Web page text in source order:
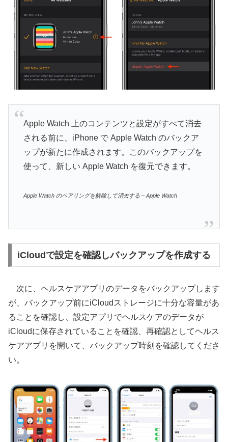
Apple Watch 上のコンテンツと設定がすべて消去
される前に、iPhone で Apple Watch のバックア
ップが新たに作成されます。このバックアップを
使って、新しい Apple Watch を復元できます。
Apple Watch のペアリングを解除して消去する – Apple Watch
iCloudで設定を確認しバックアップを作成する
次に、ヘルスケアアプリのデータをバックアップします
が、バックアップ前にiCloudストレージに十分な容量があ
ることを確認し、設定アプリでヘルスケアのデータが
iCloudに保存されていることを確認、再確認としてヘルス
ケアアプリを開いて、バックアップ時刻を確認してくださ
い。